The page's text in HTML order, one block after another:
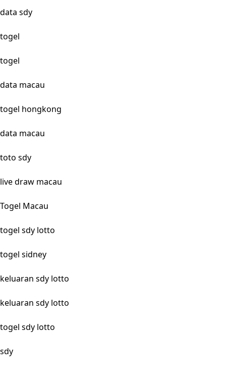
data sdy
togel
togel
data macau
togel hongkong
data macau
toto sdy
live draw macau
Togel Macau
togel sdy lotto
togel sidney
keluaran sdy lotto
keluaran sdy lotto
togel sdy lotto
sdy